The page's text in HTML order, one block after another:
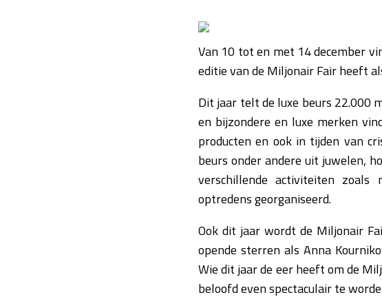
Van 10 tot en met 14 december
editie van de Miljonair Fair heeft
Dit jaar telt de luxe beurs 22.000
en bijzondere en luxe merken
producten en ook in tijden van
beurs onder andere uit juwelen,
verschillende activiteiten zoals
optredens georganiseerd.
Ook dit jaar wordt de Miljonair
opende sterren als Anna
Wie dit jaar de eer heeft om de
beloofd even spectaculair te